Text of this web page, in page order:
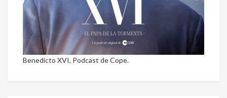
Benedicto XVI, Podcast de Cope.